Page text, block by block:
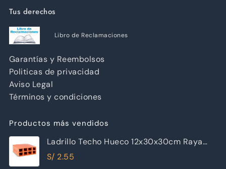
Tus derechos
Libro de Reclamaciones
Garantías y Reembolsos
Politicas de privacidad
Aviso Legal
Términos y condiciones
Productos más vendidos
Ladrillo Techo Hueco 12x30x30cm Raya
Piramide
S/ 2.55